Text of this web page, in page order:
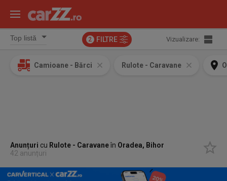
2 FILTRE Vizualizare:
Camioane - Bărci Rulote - Caravane
Anunțuri cu Rulote - Caravaneîn Oradea, Bihor
42 anunțuri